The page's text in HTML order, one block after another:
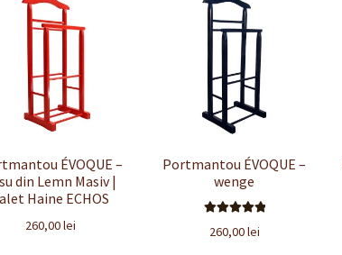
ÉVOQUE –
din Lemn Masiv |
Haine ECHOS
260,00lei
Portmantou ÉVOQUE –
wenge
5.00
260,00lei